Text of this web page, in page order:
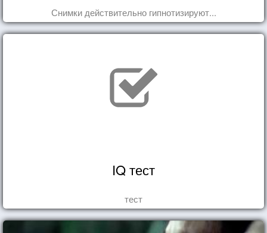
Снимки действительно гипнотизируют...
IQ тест
тест